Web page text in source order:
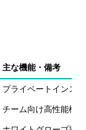
主な機能・備考
プライベートインス
チーム向け高性能構